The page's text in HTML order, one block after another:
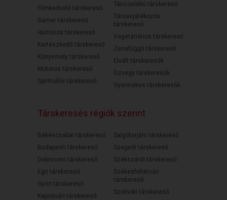
Filmkedvelő társkereső
Gamer társkereső
Humoros társkereső
Kertészkedő társkereső
Könyvmoly társkereső
Motoros társkereső
Spirituális társkereső
Táncoslábú társkereső
Társasjátékozós
társkereső
Vegetáriánus társkereső
Zenefüggő társkereső
Elvált társkeresők
Özvegy társkeresők
Gyermekes társkeresők
Társkeresés régiók szerint
Békéscsabai társkereső
Budapesti társkereső
Debreceni társkereső
Egri társkereső
Győri társkereső
Kaposvári társkereső
Salgótarjáni társkereső
Szegedi társkereső
Szekszárdi társkereső
Székesfehérvári
társkereső
Szolnoki társkereső